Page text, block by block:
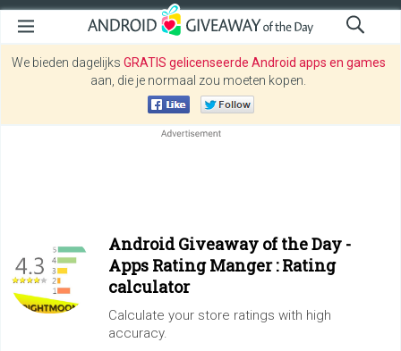
We bieden dagelijks GRATIS gelicenseerde Android apps en games
aan, die je normaal zou moeten kopen.
Android Giveaway of the Day -
Apps Rating Manger : Rating
calculator
Calculate your store ratings with high
accuracy.